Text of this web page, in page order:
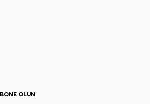
OLUN